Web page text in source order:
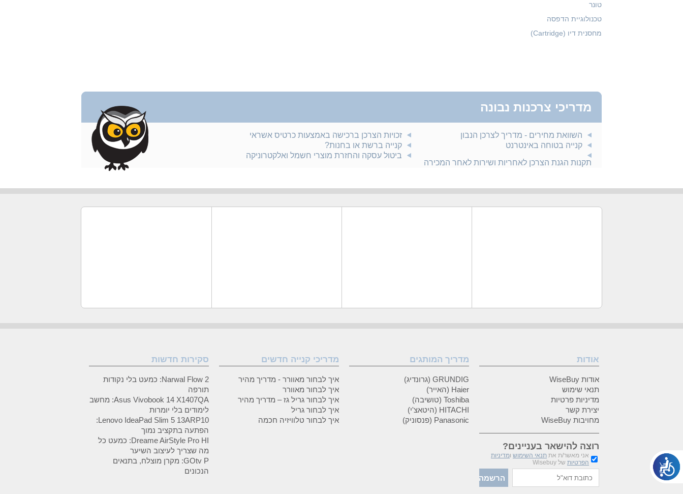
טונר
טכנולוגיית הדפסה
מחסנית דיו (Cartridge)
מדריכי צרכנות נבונה
השוואת מחירים - מדריך לצרכן הנבון
קנייה בטוחה באינטרנט
תקנות הגנת הצרכן לאחריות ושירות לאחר המכירה
זכויות הצרכן ברכישה באמצעות כרטיס אשראי
קנייה ברשת או בחנות?
ביטול עסקה והחזרת מוצרי חשמל ואלקטרוניקה
אודות
אודות WiseBuy
תנאי שימוש
מדיניות פרטיות
יצירת קשר
מחויבות WiseBuy
רוצה להישאר בעניינים?
אני מאשר/ת את תנאי השימוש ומדיניות
הפרטיות של Wisebuy
מדריך המותגים
GRUNDIG (גרונדיג)
Haier (האייר)
Toshiba (טושיבה)
HITACHI (היטאצ'י)
Panasonic (פנסוניק)
מדריכי קנייה חדשים
איך לבחור מאוורר - מדריך מהיר
איך לבחור מאוורר
איך לבחור גריל גז – מדריך מהיר
איך לבחור גריל
איך לבחור טלוויזיה חכמה
סקירות חדשות
Narwal Flow 2: כמעט בלי נקודות
תורפה
Asus Vivobook 14 X1407QA: מחשב
לימודים בלי יומרות
Lenovo IdeaPad Slim 5 13ARP10:
הפתעה בתקציב נמוך
Dreame AirStyle Pro HI: כמעט כל
מה שצריך לעיצוב השיער
GOtv P: מקרן מוצלח, בתנאים
הנכונים